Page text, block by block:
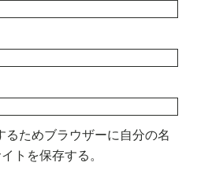
るためブラウザーに自分の名
トを保存する。